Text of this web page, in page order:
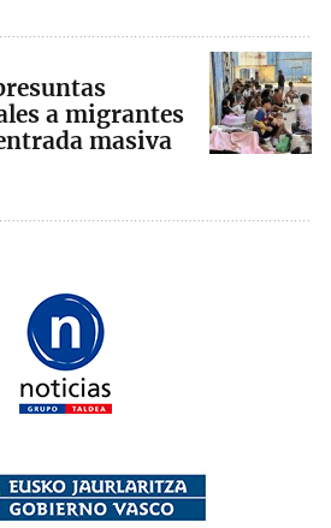
a migrantes
masiva